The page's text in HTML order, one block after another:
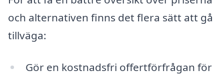
och alternativen finns det flera sätt att gå
tillväga:
Gör en kostnadsfri offertförfrågan för